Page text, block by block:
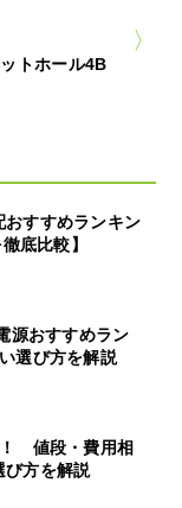
トホール4B
すすめランキン
底比較】
源おすすめラン
選び方を解説
値段・費用相
び方を解説